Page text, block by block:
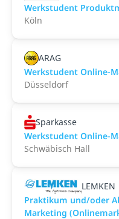
Werkstudent
Köln
ARAG
Werkstudent Online-
Düsseldorf
Sparkasse
Werkstudent Online-
Schwäbisch Hall
LEMKEN
Praktikum und/oder
Marketing